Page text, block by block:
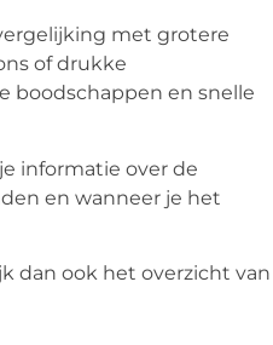
met grotere
of drukke
boodschappen en snelle
informatie over de
en wanneer je het
dan ook het overzicht van